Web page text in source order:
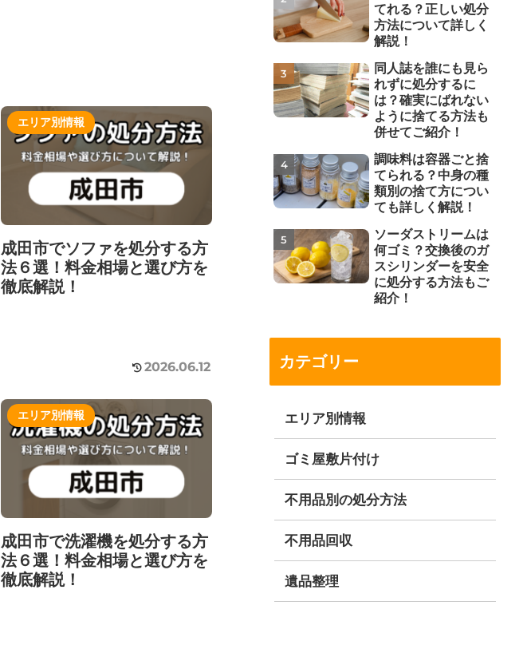
エリア別情報
成田市でソファを処分する方
法６選！料金相場と選び方を
徹底解説！
2026.06.12
エリア別情報
成田市で洗濯機を処分する方
法６選！料金相場と選び方を
徹底解説！
てれる？正しい処分
方法について詳しく
解説！
同人誌を誰にも見ら
れずに処分するに
は？確実にばれない
ように捨てる方法も
併せてご紹介！
調味料は容器ごと捨
てられる？中身の種
類別の捨て方につい
ても詳しく解説！
ソーダストリームは
何ゴミ？交換後のガ
スシリンダーを安全
に処分する方法もご
紹介！
カテゴリー
エリア別情報
ゴミ屋敷片付け
不用品別の処分方法
不用品回収
遺品整理